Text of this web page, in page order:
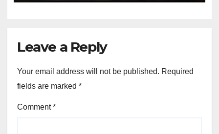
Leave a Reply
Your email address will not be published. Required
fields are marked *
Comment*